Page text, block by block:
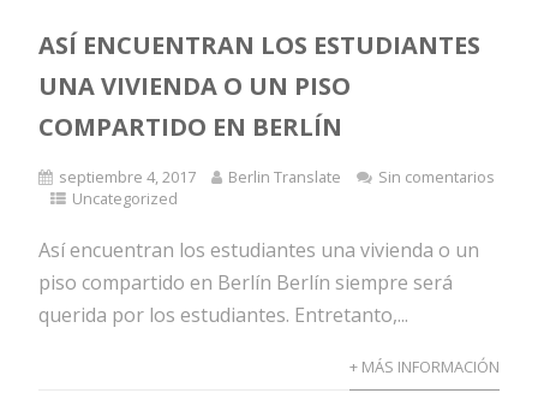
ASÍ ENCUENTRAN LOS ESTUDIANTES
UNA VIVIENDA O UN PISO
COMPARTIDO EN BERLÍN
septiembre 4, 2017 Berlin Translate
Sin comentarios
Uncategorized
Así encuentran los estudiantes una vivienda o un
piso compartido en Berlín Berlín siempre será
querida por los estudiantes. Entretanto,...
+ MÁS INFORMACIÓN